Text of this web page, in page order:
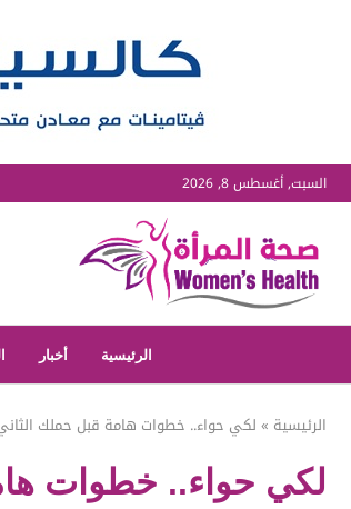
السبت, أغسطس 8, 2026
الرئيسية أخبار
الرئيسية »لكي حواء.. خطوات هامة قبل حملك
لكي حواء.. خطوات